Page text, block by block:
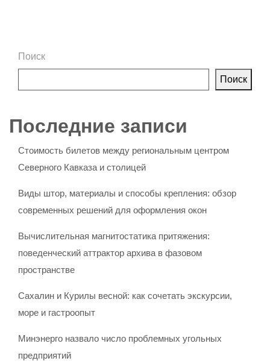
Поиск
Поиск
Последние записи
Стоимость билетов между региональным центром
Северного Кавказа и столицей
Виды штор, материалы и способы крепления: обзор
современных решений для оформления окон
Вычислительная магнитостатика притяжения:
поведенческий аттрактор архива в фазовом
пространстве
Сахалин и Курилы весной: как сочетать экскурсии,
море и гастроопыт
Минэнерго назвало число проблемных угольных
предприятий